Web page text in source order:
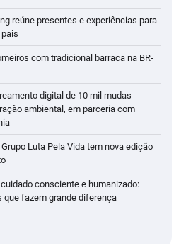
reúne presentes e experiências para
com tradicional barraca na BR-
digital de 10 mil mudas
ambiental, em parceria com
Luta Pela Vida tem nova edição
consciente e humanizado:
que fazem grande diferença